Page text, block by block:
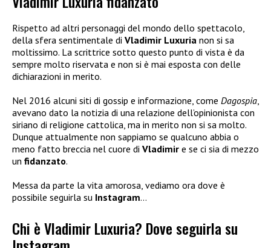
Rispetto ad altri personaggi del mondo dello spettacolo,
della sfera sentimentale di Vladimir Luxuria non si sa
moltissimo. La scrittrice sotto questo punto di vista è da
sempre molto riservata e non si è mai esposta con delle
dichiarazioni in merito.
Nel 2016 alcuni siti di gossip e informazione, come Dagospia,
avevano dato la notizia di una relazione dell’opinionista con
siriano di religione cattolica, ma in merito non si sa molto.
Dunque attualmente non sappiamo se qualcuno abbia o
meno fatto breccia nel cuore di Vladimir e se ci sia di mezzo
un fidanzato.
Messa da parte la vita amorosa, vediamo ora dove è
possibile seguirla su Instagram…
Chi è Vladimir Luxuria? Dove seguirla su